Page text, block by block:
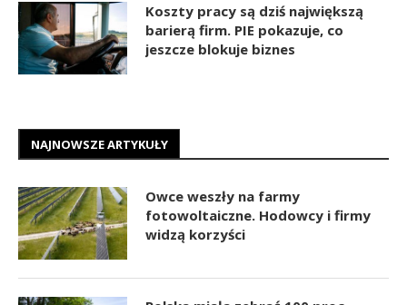
Koszty pracy są dziś największą
barierą firm. PIE pokazuje, co
jeszcze blokuje biznes
NAJNOWSZE ARTYKUŁY
Owce weszły na farmy
fotowoltaiczne. Hodowcy i firmy
widzą korzyści